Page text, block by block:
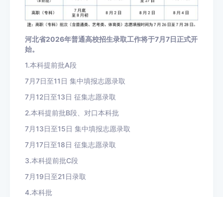
河北省2026年普通高校招生录取工作将于7月7日正式开
始。
1.本科提前批A段
7月7日至11日 集中填报志愿录取
7月12日至13日 征集志愿录取
2.本科提前批B段、对口本科批
7月13日至15日 集中填报志愿录取
7月17日至18日 征集志愿录取
3.本科提前批C段
7月19日至21日录取
4.本科批